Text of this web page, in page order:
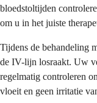
bloedstoltijden
om u in het juiste
Tijdens de behandeling
de IV-lijn losraakt. Uw
regelmatig controleren
vloeit en geen irritatie